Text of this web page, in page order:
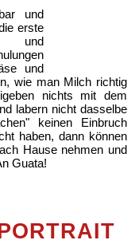
und
erste
und
und
wie man Milch richtig
nichts mit dem
labern nicht dasselbe
keinen Einbruch
haben, dann können
Hause nehmen und
Guata!